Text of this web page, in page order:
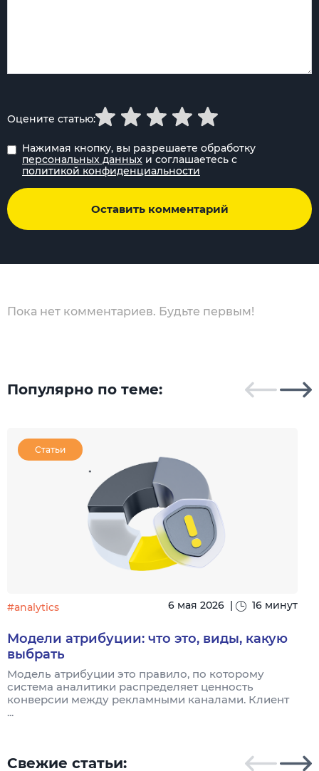
Нажимая кнопку, вы разрешаете обработку
персональных данных и соглашаетесь с
политикой конфиденциальности
Оставить комментарий
Оцените статью:
Пока нет комментариев. Будьте первым!
Популярно по теме:
Статьи
#analytics 6 мая 2026 16 минут
Модели атрибуции: что это, виды, какую
выбрать
Модель атрибуции это правило, по которому
система аналитики распределяет ценность
конверсии между рекламными каналами. Клиент
...
Свежие статьи: